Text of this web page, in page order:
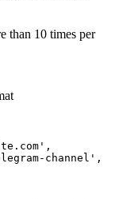
than 10 times per
channel',